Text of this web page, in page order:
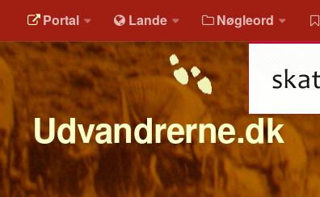
Portal Lande Nøgleord
Udvandrerne.dk